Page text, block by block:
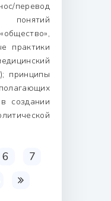
перевод
понятий
практики
принципы
создании
6
7